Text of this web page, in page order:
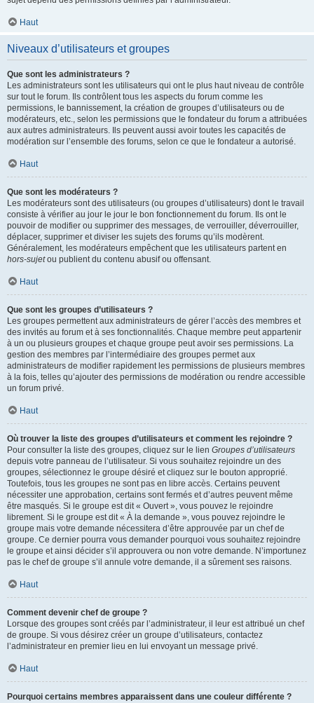
Haut
Niveaux d’utilisateurs et groupes
Que sont les administrateurs ?
Les administrateurs sont les utilisateurs qui ont le plus haut niveau de contrôle
sur tout le forum. Ils contrôlent tous les aspects du forum comme les
permissions, le bannissement, la création de groupes d’utilisateurs ou de
modérateurs, etc., selon les permissions que le fondateur du forum a attribuées
aux autres administrateurs. Ils peuvent aussi avoir toutes les capacités de
modération sur l’ensemble des forums, selon ce que le fondateur a autorisé.
Haut
Que sont les modérateurs ?
Les modérateurs sont des utilisateurs (ou groupes d’utilisateurs) dont le travail
consiste à vérifier au jour le jour le bon fonctionnement du forum. Ils ont le
pouvoir de modifier ou supprimer des messages, de verrouiller, déverrouiller,
déplacer, supprimer et diviser les sujets des forums qu’ils modèrent.
Généralement, les modérateurs empêchent que les utilisateurs partent en
hors-sujetou publient du contenu abusif ou offensant.
Haut
Que sont les groupes d’utilisateurs ?
Les groupes permettent aux administrateurs de gérer l’accès des membres et
des invités au forum et à ses fonctionnalités. Chaque membre peut appartenir
à un ou plusieurs groupes et chaque groupe peut avoir ses permissions. La
gestion des membres par l’intermédiaire des groupes permet aux
administrateurs de modifier rapidement les permissions de plusieurs membres
à la fois, telles qu’ajouter des permissions de modération ou rendre accessible
un forum privé.
Haut
Où trouver la liste des groupes d’utilisateurs et comment les rejoindre ?
Pour consulter la liste des groupes, cliquez sur le lien Groupes d’utilisateurs
depuis votre panneau de l’utilisateur. Si vous souhaitez rejoindre un des
groupes, sélectionnez le groupe désiré et cliquez sur le bouton approprié.
Toutefois, tous les groupes ne sont pas en libre accès. Certains peuvent
nécessiter une approbation, certains sont fermés et d’autres peuvent même
être masqués. Si le groupe est dit « Ouvert », vous pouvez le rejoindre
librement. Si le groupe est dit « À la demande », vous pouvez rejoindre le
groupe mais votre demande nécessitera d’être approuvée par un chef de
groupe. Ce dernier pourra vous demander pourquoi vous souhaitez rejoindre
le groupe et ainsi décider s’il approuvera ou non votre demande. N’importunez
pas le chef de groupe s’il annule votre demande, il a sûrement ses raisons.
Haut
Comment devenir chef de groupe ?
Lorsque des groupes sont créés par l’administrateur, il leur est attribué un chef
de groupe. Si vous désirez créer un groupe d’utilisateurs, contactez
l’administrateur en premier lieu en lui envoyant un message privé.
Haut
Pourquoi certains membres apparaissent dans une couleur différente ?